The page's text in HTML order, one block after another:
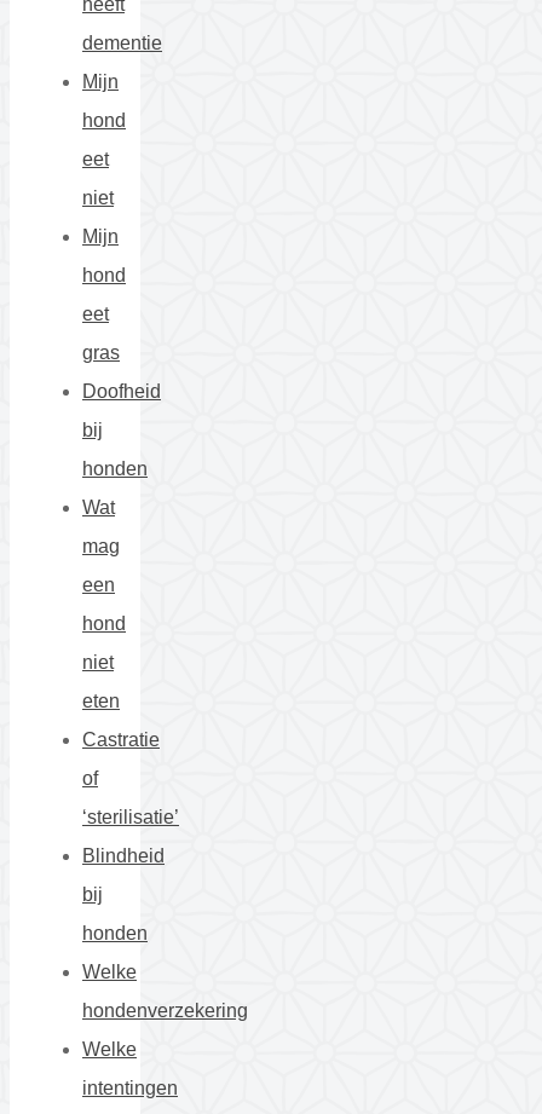
heeft
dementie
Mijn
hond
eet
niet
Mijn
hond
eet
gras
Doofheid
bij
honden
Wat
mag
een
hond
niet
eten
Castratie
of
‘sterilisatie’
Blindheid
bij
honden
Welke
hondenverzekering
Welke
intentingen